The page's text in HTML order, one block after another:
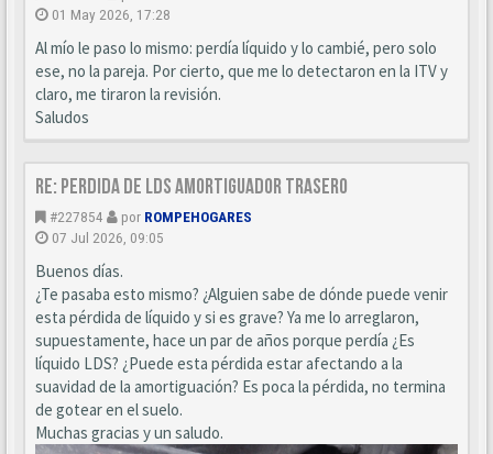
01 May 2026, 17:28
Al mío le paso lo mismo: perdía líquido y lo cambié, pero solo
ese, no la pareja. Por cierto, que me lo detectaron en la ITV y
claro, me tiraron la revisión.
Saludos
Re: Perdida de LDS amortiguador trasero
#227854 por ROMPEHOGARES
07 Jul 2026, 09:05
Buenos días.
¿Te pasaba esto mismo? ¿Alguien sabe de dónde puede venir
esta pérdida de líquido y si es grave? Ya me lo arreglaron,
supuestamente, hace un par de años porque perdía ¿Es
líquido LDS? ¿Puede esta pérdida estar afectando a la
suavidad de la amortiguación? Es poca la pérdida, no termina
de gotear en el suelo.
Muchas gracias y un saludo.